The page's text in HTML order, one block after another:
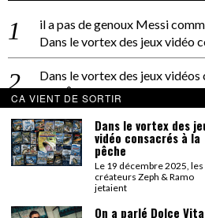
il a pas de genoux Messi
Dans le vortex des jeux vidéo
Dans le vortex des jeux vidéos
PACÔME THIELLEMENT
La séance d’Hip Gnose
La Patrie
dans
On a parlé Dolce Vita et lutte
Bernardino Femminielli
carte noire negra à l'o tiede
CA VIENT DE SORTIR
Dans le vortex des
vidéo consacrés à la
pêche
Le 19 décembre 2025, les
créateurs Zeph & Ramo
jetaient
On a parlé Dolce